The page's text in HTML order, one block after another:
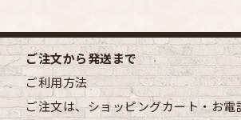
ご注文から発送まで
ご利用方法
ご注文は、ショッピングカート・お電